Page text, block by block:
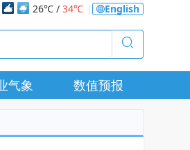
26℃ / 34℃ English
气象 数值预报